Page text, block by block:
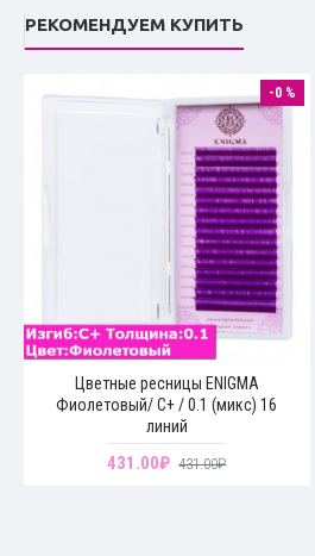
РЕКОМЕНДУЕМ КУПИТЬ
-0 %
Цветные ресницы ENIGMA
Фиолетовый/ C+ / 0.1 (микс) 16
линий
431.00₽ 431.00₽